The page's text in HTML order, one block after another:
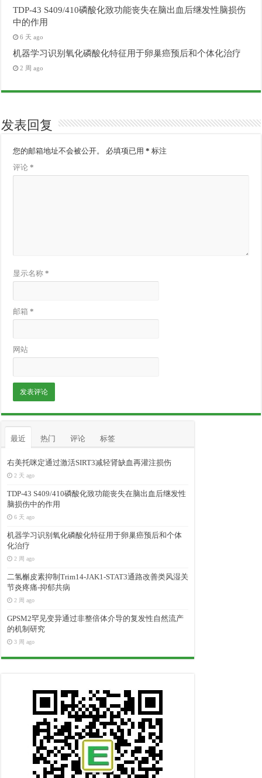
TDP-43 S409/410磷酸化致功能丧失在脑出血后继发性脑损伤
中的作用
6 天 ago
机器学习识别氧化磷酸化特征用于卵巢癌预后和个体化治疗
2 周 ago
发表回复
您的邮箱地址不会被公开。 必填项已用* 标注
评论*
显示名称*
邮箱*
网站
最近 热门 评论 标签
右美托咪定通过激活SIRT3减轻肾缺血再灌注损伤
2 天 ago
TDP-43 S409/410磷酸化致功能丧失在脑出血后继发性
脑损伤中的作用
6 天 ago
机器学习识别氧化磷酸化特征用于卵巢癌预后和个体
化治疗
2 周 ago
二氢槲皮素抑制Trim14-JAK1-STAT3通路改善类风湿关
节炎疼痛-抑郁共病
2 周 ago
GPSM2罕见变异通过非整倍体介导的复发性自然流产
的机制研究
3 周 ago